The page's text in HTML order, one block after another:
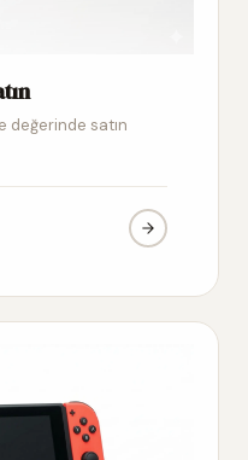
değerinde satın